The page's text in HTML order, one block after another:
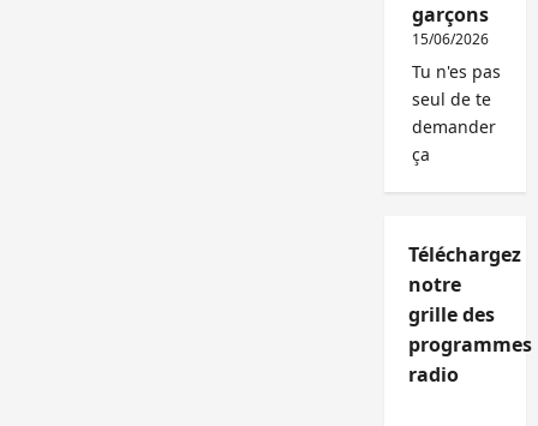
garçons
15/06/2026
Tu n'es pas
seul de te
demander
ça
Téléchargez
notre
grille des
programmes
radio